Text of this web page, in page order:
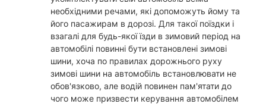
необхідними речами, які допоможуть йому та
його пасажирам в дорозі. Для такої поїздки і
взагалі для будь-якої їзди в зимовий період на
автомобілі повинні бути встановлені зимові
шини, хоча по правилах дорожнього руху
зимові шини на автомобіль встановлювати не
обов'язково, але водій повинен пам'ятати до
чого може призвести керування автомобілем